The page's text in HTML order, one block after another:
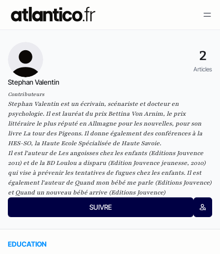
2
Articles
Stephan Valentin
Contributeurs
Stephan Valentin est un écrivain, scénariste et docteur en
psychologie. Il est lauréat du prix Bettina Von Arnim, le prix
littéraire le plus réputé en Allmagne pour les nouvelles, pour son
livreLa tour des Pigeons. Il donne également des conférences à la
HES-SO, la Haute Ecole Spécialisée de Haute Savoie.
Il est l'auteur deLes angoisses chez les enfants (Editions Jouvence
2011) et de la BDLoulou a disparu (Edition Jouvence jeunesse, 2010)
qui vise à prévenir les tentatives de fugues chez les enfants. Il est
également l'auteur de Quand mon bébé me parle (Editions Jouvence)
etQuand un nouveau bébé arrive (Editions Jouvence)
SUIVRE
EDUCATION